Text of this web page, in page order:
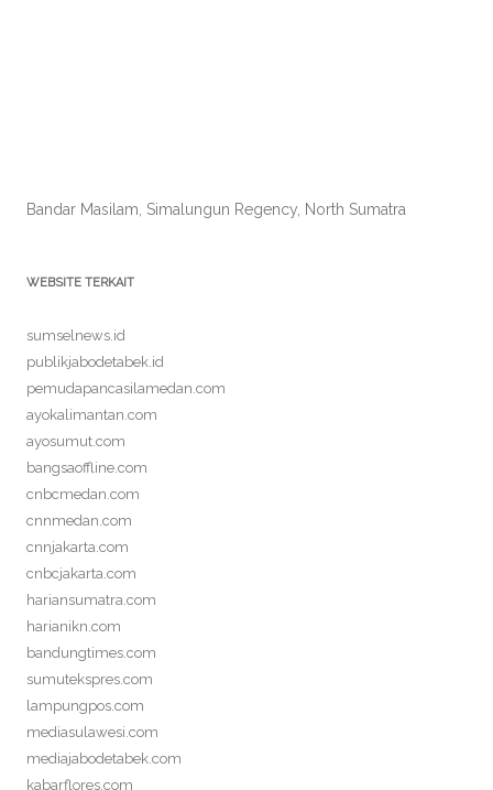
Bandar Masilam, Simalungun Regency, North Sumatra
WEBSITE TERKAIT
sumselnews.id
publikjabodetabek.id
pemudapancasilamedan.com
ayokalimantan.com
ayosumut.com
bangsaoffline.com
cnbcmedan.com
cnnmedan.com
cnnjakarta.com
cnbcjakarta.com
hariansumatra.com
harianikn.com
bandungtimes.com
sumutekspres.com
lampungpos.com
mediasulawesi.com
mediajabodetabek.com
kabarflores.com